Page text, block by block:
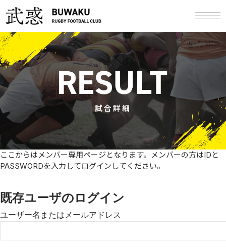
試合詳細
ここからはメンバー専用ページとなります。メンバーの方はIDと
PASSWORDを入力してログインしてください。
既存ユーザのログイン
ユーザー名またはメールアドレス